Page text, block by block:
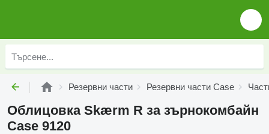
Резервни части Резервни части Case
Облицовка Skærm R за зърнокомбайн
Case 9120